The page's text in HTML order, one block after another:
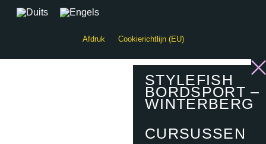
Afdruk Cookierichtlijn (EU)
STYLEFISH
BORDSPORT –
WINTERBERG
CURSUSSEN